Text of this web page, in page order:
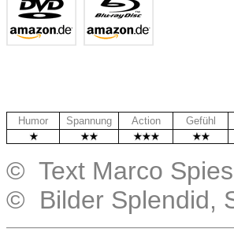
Humor Spannung Action Gefühl
© Text Marco
© Bilder Splendid,